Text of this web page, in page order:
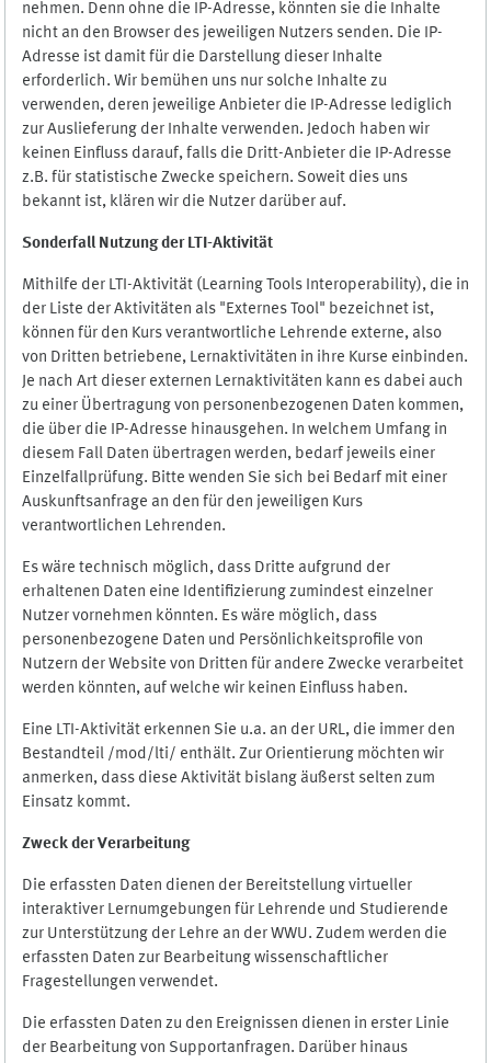
nehmen. Denn ohne die IP-Adresse, könnten sie die Inhalte
nicht an den Browser des jeweiligen Nutzers senden. Die IP-
Adresse ist damit für die Darstellung dieser Inhalte
erforderlich. Wir bemühen uns nur solche Inhalte zu
verwenden, deren jeweilige Anbieter die IP-Adresse lediglich
zur Auslieferung der Inhalte verwenden. Jedoch haben wir
keinen Einfluss darauf, falls die Dritt-Anbieter die IP-Adresse
z.B. für statistische Zwecke speichern. Soweit dies uns
bekannt ist, klären wir die Nutzer darüber auf.
Sonderfall Nutzung der LTI-Aktivität
Mithilfe der LTI-Aktivität (Learning Tools Interoperability), die in
der Liste der Aktivitäten als "Externes Tool" bezeichnet ist,
können für den Kurs verantwortliche Lehrende externe, also
von Dritten betriebene, Lernaktivitäten in ihre Kurse einbinden.
Je nach Art dieser externen Lernaktivitäten kann es dabei auch
zu einer Übertragung von personenbezogenen Daten kommen,
die über die IP-Adresse hinausgehen. In welchem Umfang in
diesem Fall Daten übertragen werden, bedarf jeweils einer
Einzelfallprüfung. Bitte wenden Sie sich bei Bedarf mit einer
Auskunftsanfrage an den für den jeweiligen Kurs
verantwortlichen Lehrenden.
Es wäre technisch möglich, dass Dritte aufgrund der
erhaltenen Daten eine Identifizierung zumindest einzelner
Nutzer vornehmen könnten. Es wäre möglich, dass
personenbezogene Daten und Persönlichkeitsprofile von
Nutzern der Website von Dritten für andere Zwecke verarbeitet
werden könnten, auf welche wir keinen Einfluss haben.
Eine LTI-Aktivität erkennen Sie u.a. an der URL, die immer den
Bestandteil /mod/lti/ enthält. Zur Orientierung möchten wir
anmerken, dass diese Aktivität bislang äußerst selten zum
Einsatz kommt.
Zweck der Verarbeitung
Die erfassten Daten dienen der Bereitstellung virtueller
interaktiver Lernumgebungen für Lehrende und Studierende
zur Unterstützung der Lehre an der WWU. Zudem werden die
erfassten Daten zur Bearbeitung wissenschaftlicher
Fragestellungen verwendet.
Die erfassten Daten zu den Ereignissen dienen in erster Linie
der Bearbeitung von Supportanfragen. Darüber hinaus